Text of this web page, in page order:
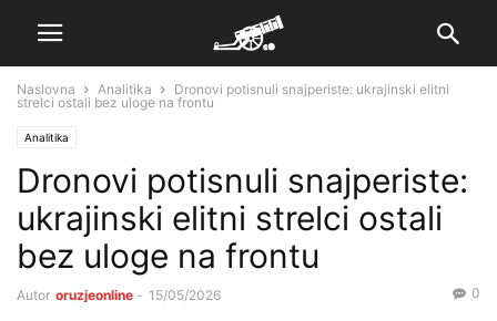
Naslovna Analitika
Dronovi potisnuli snajperiste: ukrajinski elitni
strelci ostali bez uloge na frontu
Analitika
Dronovi potisnuli snajperiste:
ukrajinski elitni strelci ostali
bez uloge na frontu
Autor oruzjeonline - 15/05/2026 0